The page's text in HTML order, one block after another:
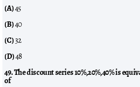
(A)45
(B)40
(C)32
(D)48
49. The discount series 10%,20%,40% is
of